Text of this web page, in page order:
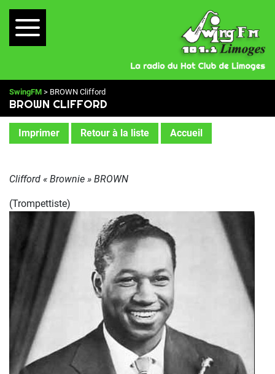
SwingFM > BROWN Clifford
BROWN CLIFFORD
Imprimer Retour à la liste Accueil
Clifford « Brownie » BROWN
(Trompettiste)